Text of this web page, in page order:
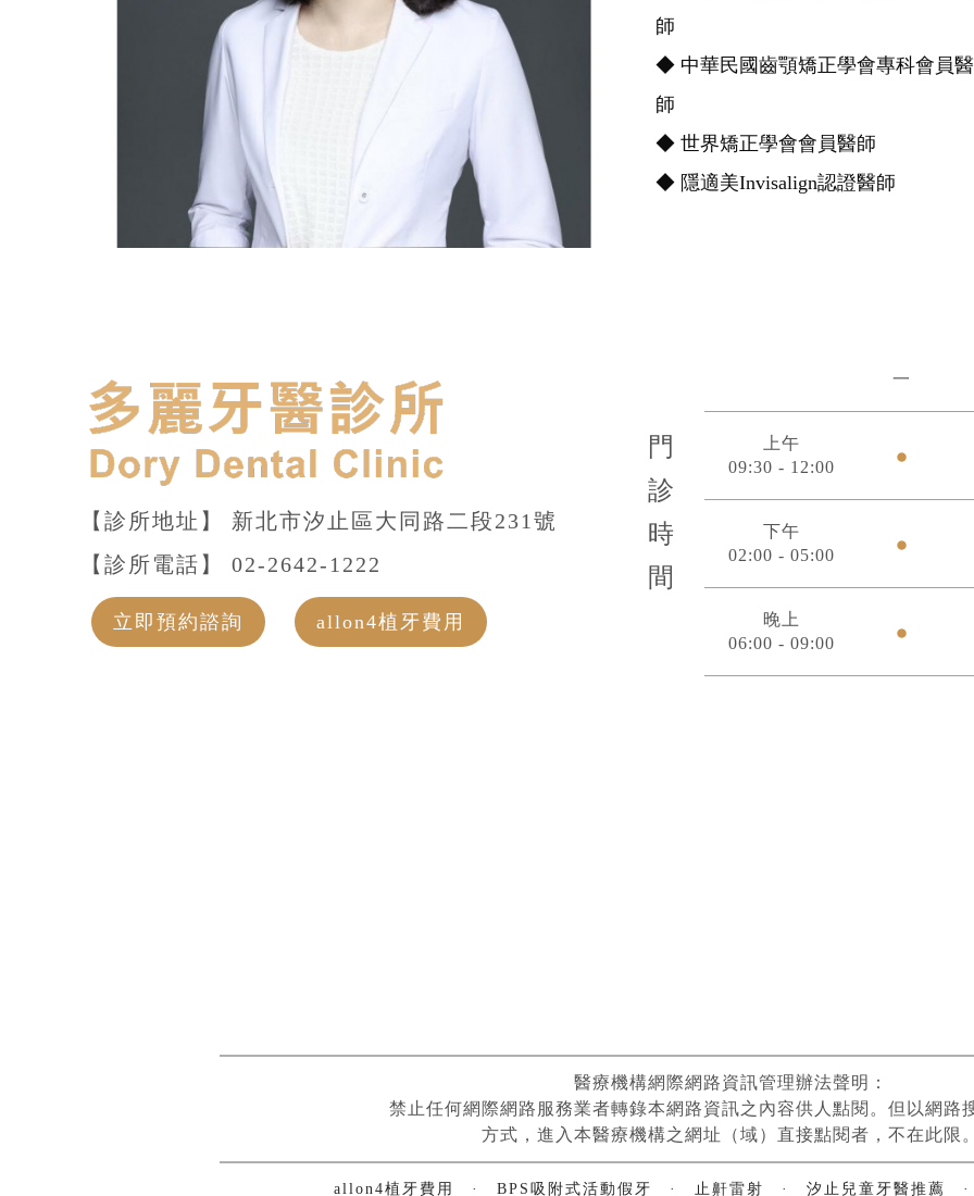
師
◆ 中華民國齒顎矯正學會專科會員醫
師
◆ 世界矯正學會會員醫師
◆ 隱適美Invisalign認證醫師
【診所地址】 新北市汐止區大同路二段231號
【診所電話】 02-2642-1222
立即預約諮詢 allon4植牙費用
門
診
時
間
一
上午
09:30 - 12:00
下午
02:00 - 05:00
晚上
06:00 - 09:00
醫療機構網際網路資訊管理辦法聲明：
禁止任何網際網路服務業者轉錄本網路資訊之內容供人點閱。但以網路
方式，進入本醫療機構之網址（域）直接點閱者，不在此限。
allon4植牙費用 · BPS吸附式活動假牙 · 止鼾雷射 · 汐止兒童牙醫推薦